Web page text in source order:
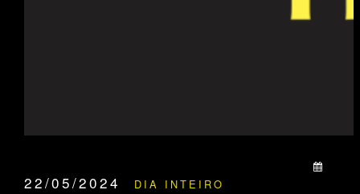
22/05/2024 DIA INTEIRO